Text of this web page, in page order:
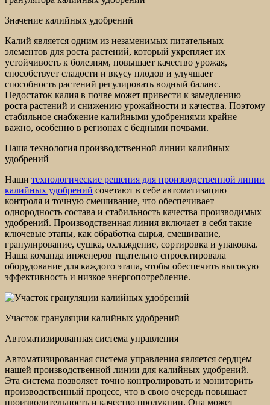
Значение калийных удобрений
Калий является одним из незаменимых питательных
элементов для роста растений, который укрепляет их
устойчивость к болезням, повышает качество урожая,
способствует сладости и вкусу плодов и улучшает
способность растений регулировать водный баланс.
Недостаток калия в почве может привести к замедлению
роста растений и снижению урожайности и качества. Поэтому
стабильное снабжение калийными удобрениями крайне
важно, особенно в регионах с бедными почвами.
Наша технология производственной линии калийных
удобрений
Наши технологические решения для производственной линии
калийных удобрений сочетают в себе автоматизацию
контроля и точную смешивание, что обеспечивает
однородность состава и стабильность качества производимых
удобрений. Производственная линия включает в себя такие
ключевые этапы, как обработка сырья, смешивание,
гранулирование, сушка, охлаждение, сортировка и упаковка.
Наша команда инженеров тщательно спроектировала
оборудование для каждого этапа, чтобы обеспечить высокую
эффективность и низкое энергопотребление.
Участок грануляции калийных удобрений
Автоматизированная система управления
Автоматизированная система управления является сердцем
нашей производственной линии для калийных удобрений.
Эта система позволяет точно контролировать и мониторить
производственный процесс, что в свою очередь повышает
производительность и качество продукции. Она может